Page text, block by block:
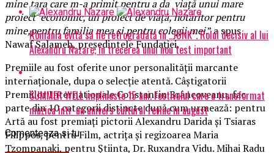
mine țara care m-a primit pentru a da viață unui mare
proiect economic, un proiect de viață, hotărîtor pentru
mine,pentru familia mea și pentru colegii mei.” a spus
Nawaf Salameh, președintele Fundației.
Premiile au fost oferite unor personalității marcante
internaționale, dupa o selecție atentă. Câștigatorii
Premiilor Internationale Constantin Brâncoveanu, fac
parte din 10 categorii distincte după cum urmează: pentru
Artă au fost premiați pictorii Alexandru Darida și Tsiaras
Filippos, pentru Film, actrița și regizoarea Maria
Tzompanaki, pentru Știinta, Dr. Ruxandra Vidu. Mihai Radu
România evită să fie retrogradată în „JUNK”. Rolul decisiv al lui
Alexandru Nazare, în trecerea unui nou test important
SUMMER WELL implineste 15 ani. Festivalul care a transformat
muzica intr-un univers cultural revine in august
Comenteaza si tu